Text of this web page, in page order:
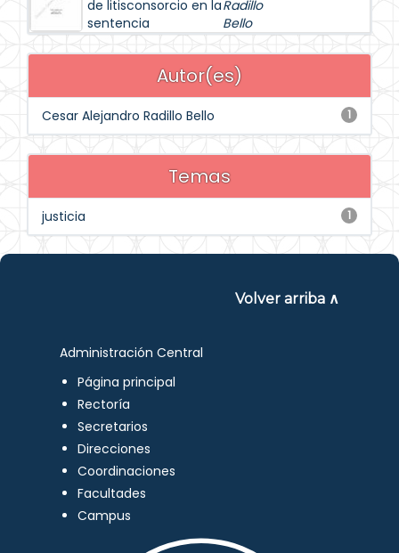
de litisconsorcio en la
sentencia
Radillo
Bello
Autor(es)
1
Cesar Alejandro Radillo Bello
Temas
1
justicia
Volver arriba ∧
Administración Central
Página principal
Rectoría
Secretarios
Direcciones
Coordinaciones
Facultades
Campus